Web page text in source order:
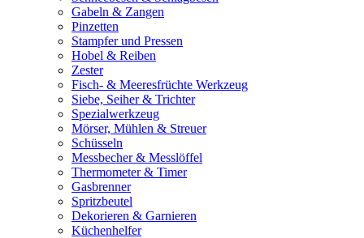
Gabeln & Zangen
Pinzetten
Stampfer und Pressen
Hobel & Reiben
Zester
Fisch- & Meeresfrüchte Werkzeug
Siebe, Seiher & Trichter
Spezialwerkzeug
Mörser, Mühlen & Streuer
Schüsseln
Messbecher & Messlöffel
Thermometer & Timer
Gasbrenner
Spritzbeutel
Dekorieren & Garnieren
Küchenhelfer